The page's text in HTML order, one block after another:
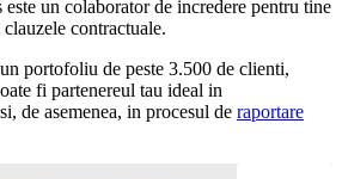
un colaborator de incredere pentru tine
contractuale.
portofoliu de peste 3.500 de clienti,
fi partenereul tau ideal in
de asemenea, in procesul de raportare